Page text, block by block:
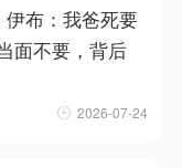
布：我爸死要
面不要，背后
2026-07-24